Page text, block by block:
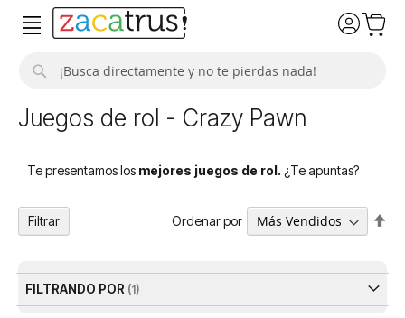
Juegos de rol - Crazy Pawn
Te presentamos los mejores juegos de rol. ¿Te apuntas?
Ordenar por
Filtrar
FILTRANDO POR